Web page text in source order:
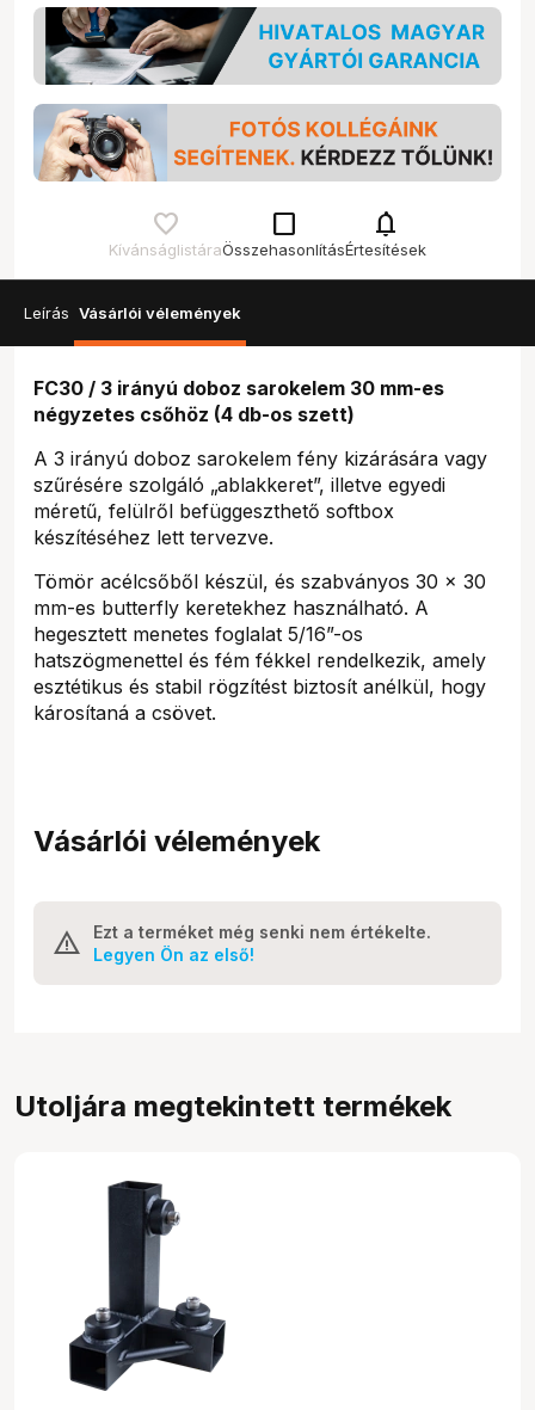
Kívánságlistára
check_box_outline_blank
Összehasonlítás
notifications
Értesítések
Leírás Vásárlói vélemények
FC30 / 3 irányú doboz sarokelem 30 mm-es
négyzetes csőhöz (4 db-os szett)
A 3 irányú doboz sarokelem fény kizárására vagy
szűrésére szolgáló „ablakkeret”, illetve egyedi
méretű, felülről befüggeszthető softbox
készítéséhez lett tervezve.
Tömör acélcsőből készül, és szabványos 30 × 30
mm-es butterfly keretekhez használható. A
hegesztett menetes foglalat 5/16”-os
hatszögmenettel és fém fékkel rendelkezik, amely
esztétikus és stabil rögzítést biztosít anélkül, hogy
károsítaná a csövet.
Vásárlói vélemények
Ezt a terméket még senki nem értékelte.
Legyen Ön az első!
Utoljára megtekintett termékek